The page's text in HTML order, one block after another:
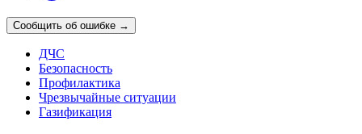
Сообщить об ошибке →
ДЧС
Безопасность
Профилактика
Чрезвычайные ситуации
Газификация